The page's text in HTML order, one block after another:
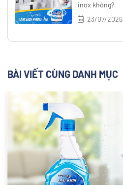
inox không?
23/07/2026
BÀI VIẾT CÙNG DANH MỤC